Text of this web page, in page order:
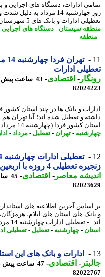
ادارات، دستگاه های اجرایی و
روز چهارشنبه 14 مرداد به
ادارات و بانک های 5 شهرستان منطقه ...
سیستان-دستگاه های اجرایی-
تهران
ادارات
-اقتصادی-43 ساعت پیش - سه شنبه 13 مرداد 1405، 19:32
و تعطیل شده اند؛ آیا تهران هم یکی
کشور فردا (چهارشنبه 14 مرداد ...
-تهران- تعطیل-مرداد-ادارات -
4 روزه با اربعین و پایان هفته
معاصر-اقتصادی-45 ساعت پیش - سه شنبه 13 مرداد 1405، 17:48
های استان های ایلام، هرمزگان،
- تعطیلی ادارات چهارشنبه 14 مرداد ...
-چهارشنبه-تعطیل-تعطیلی ادارات
ادارات و بانک های این استان
-اقتصادی-47 ساعت پیش - سه شنبه 13 مرداد 1405، 15:07